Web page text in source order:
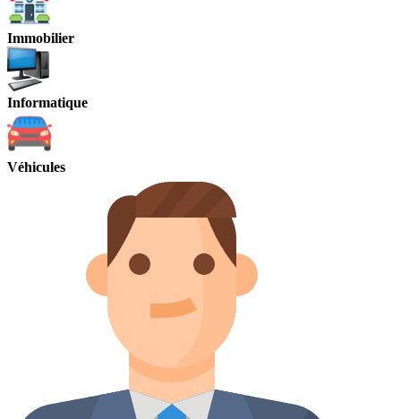
Immobilier
Informatique
Véhicules